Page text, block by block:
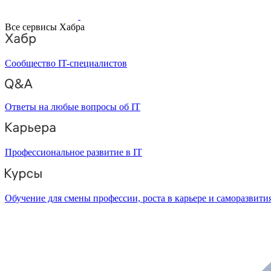
Все сервисы Хабра
Сообщество IT-специалистов
Ответы на любые вопросы об IT
Профессиональное развитие в IT
Обучение для смены профессии, роста в карьере и